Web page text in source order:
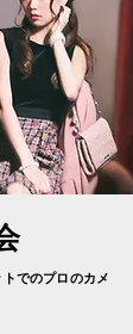
でのプロのカメ